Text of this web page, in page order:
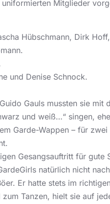
Mitglieder
Hübschmann, Dirk
und Denise Schnock.
Gauls mussten sie mit
und weiß…“ singen,
Garde-Wappen – für zwei
Gesangsauftritt für gute
natürlich nicht
Er hatte stets im
Tanzen, hielt sie auf